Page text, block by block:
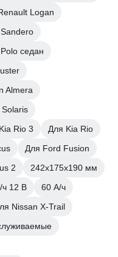
Logan
седан
Almera
Rio 3
Для Kia Rio
Для Ford Fusion
2
242x175x190 мм
ч 12 В
60 А/ч
Nissan X-Trail